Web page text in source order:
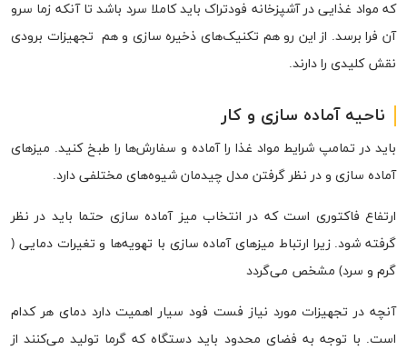
که مواد غذایی در آشپزخانه فودتراک باید کاملا سرد باشد تا آنکه زما سرو
آن فرا برسد. از این رو هم تکنیک‌های ذخیره سازی و هم تجهیزات برودی
نقش کلیدی را دارند.
ناحیه آماده سازی و کار
باید در تمامپ شرایط مواد غذا را آماده و سفارش‌ها را طبخ کنید. میزهای
آماده سازی و در نظر گرفتن مدل چیدمان شیوه‌های مختلفی دارد.
ارتفاع فاکتوری است که در انتخاب میز آماده سازی حتما باید در نظر
گرفته شود. زیرا ارتباط میزهای آماده سازی با تهویه‌ها و تغیرات دمایی (
گرم و سرد) مشخص می‌گردد
آنچه در تجهیزات مورد نیاز فست فود سیار اهمیت دارد دمای هر کدام
است. با توجه به فضای محدود باید دستگاه که گرما تولید می‌کنند از